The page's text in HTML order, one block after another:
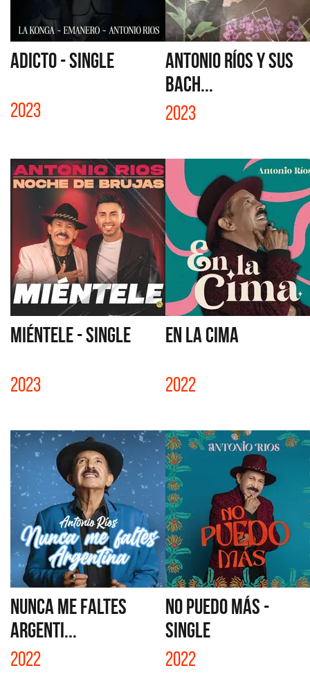
ADICTO - SINGLE
2023
ANTONIO RÍOS Y SUS
BACH...
2023
MIÉNTELE - SINGLE
2023
EN LA CIMA
2022
NUNCA ME FALTES
ARGENTI...
2022
NO PUEDO MÁS -
SINGLE
2022